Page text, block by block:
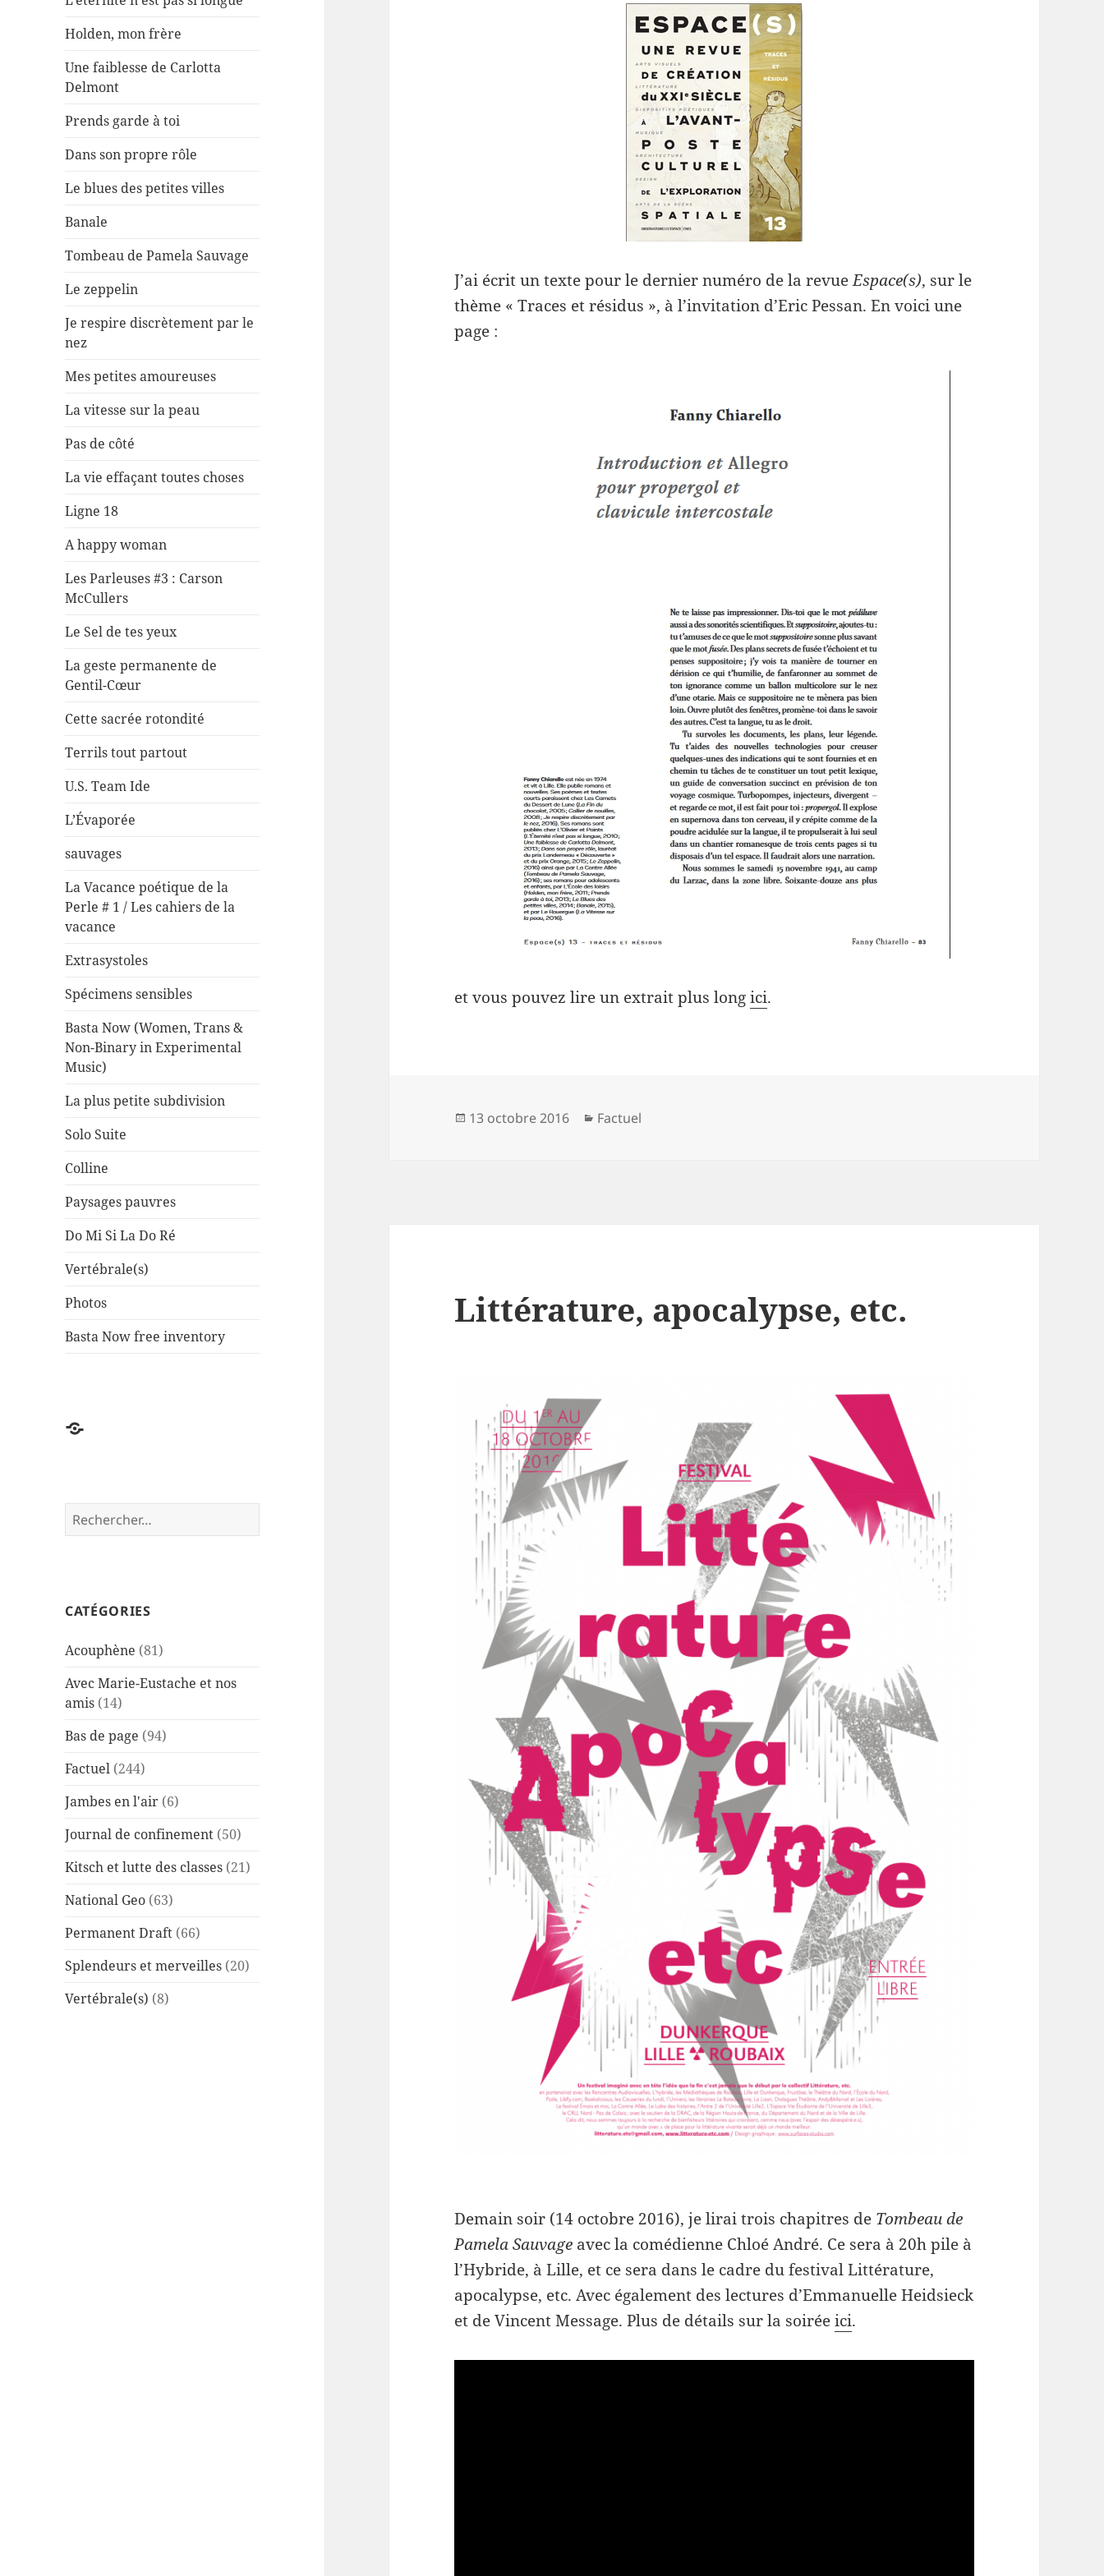
Holden, mon frère
Une faiblesse de Carlotta
Delmont
Prends garde à toi
Dans son propre rôle
Le blues des petites villes
Banale
Tombeau de Pamela Sauvage
Le zeppelin
Je respire discrètement par le
nez
Mes petites amoureuses
La vitesse sur la peau
Pas de côté
La vie effaçant toutes choses
Ligne 18
A happy woman
Les Parleuses #3 : Carson
McCullers
Le Sel de tes yeux
La geste permanente de
Gentil-Cœur
Cette sacrée rotondité
Terrils tout partout
U.S. Team Ide
L’Évaporée
sauvages
La Vacance poétique de la
Perle # 1 / Les cahiers de la
vacance
Extrasystoles
Spécimens sensibles
Basta Now (Women, Trans &
Non-Binary in Experimental
Music)
La plus petite subdivision
Solo Suite
Colline
Paysages pauvres
Do Mi Si La Do Ré
Vertébrale(s)
Photos
Basta Now free inventory
Factuel
Rechercher :
CATÉGORIES
Acouphène (81)
Avec Marie-Eustache et nos
amis (14)
Bas de page (94)
Factuel (244)
Jambes en l'air (6)
Journal de confinement (50)
Kitsch et lutte des classes (21)
National Geo (63)
Permanent Draft (66)
Splendeurs et merveilles (20)
Vertébrale(s) (8)
J’ai écrit un texte pour le dernier numéro de la revueEspace(s), sur le
thème « Traces et résidus », à l’invitation d’Eric Pessan. En voici une
page :
et vous pouvez lire un extrait plus longici.
Publié
13 octobre 2016 Catégories
Factuel
Littérature, apocalypse, etc.
Demain soir (14 octobre 2016), je lirai trois chapitres de Tombeau de
Pamela Sauvage avec la comédienne Chloé André. Ce sera à 20h pile à
l’Hybride, à Lille, et ce sera dans le cadre du festival Littérature,
apocalypse, etc. Avec également des lectures d’Emmanuelle Heidsieck
et de Vincent Message. Plus de détails sur la soiréeici.